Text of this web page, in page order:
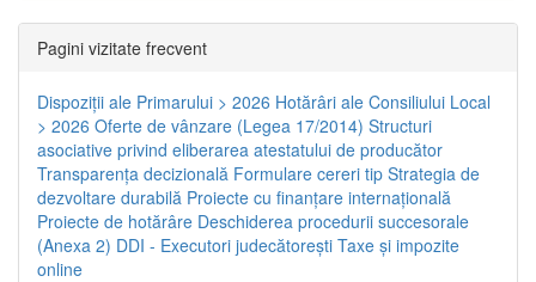
Pagini vizitate frecvent
Dispoziţii ale Primarului > 2026 Hotărâri ale Consiliului Local
> 2026 Oferte de vânzare (Legea 17/2014) Structuri
asociative privind eliberarea atestatului de producător
Transparenţa decizională Formulare cereri tip Strategia de
dezvoltare durabilă Proiecte cu finanţare internaţională
Proiecte de hotărâre Deschiderea procedurii succesorale
(Anexa 2) DDI - Executori judecătorești Taxe şi impozite
online